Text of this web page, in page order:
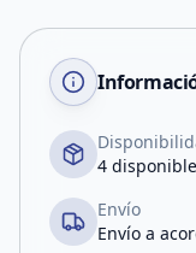
4
Envío
Envío a